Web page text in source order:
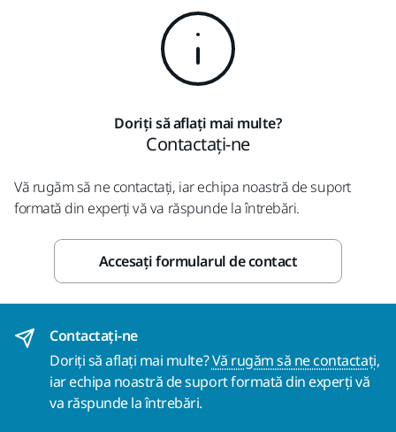
Doriți să aflați mai multe?
Contactați-ne
Vă rugăm să ne contactați, iar echipa noastră de suport
formată din experți vă va răspunde la întrebări.
Accesați formularul de contact
Contactaţi-ne
Doriți să aflați mai multe?Vă rugăm să ne contactați,
iar echipa noastră de suport formată din experți vă
va răspunde la întrebări.